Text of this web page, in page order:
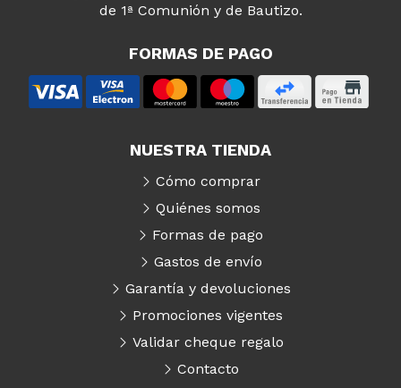
de 1ª Comunión y de Bautizo.
FORMAS DE PAGO
NUESTRA TIENDA
Cómo comprar
Quiénes somos
Formas de pago
Gastos de envío
Garantía y devoluciones
Promociones vigentes
Validar cheque regalo
Contacto